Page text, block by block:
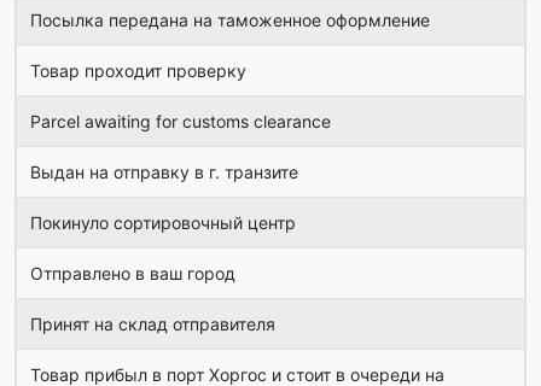
Посылка передана на таможенное оформление
Товар проходит проверку
Parcel awaiting for customs clearance
Выдан на отправку в г. транзите
Покинуло сортировочный центр
Отправлено в ваш город
Принят на склад отправителя
Товар прибыл в порт Хоргос и стоит в очереди на